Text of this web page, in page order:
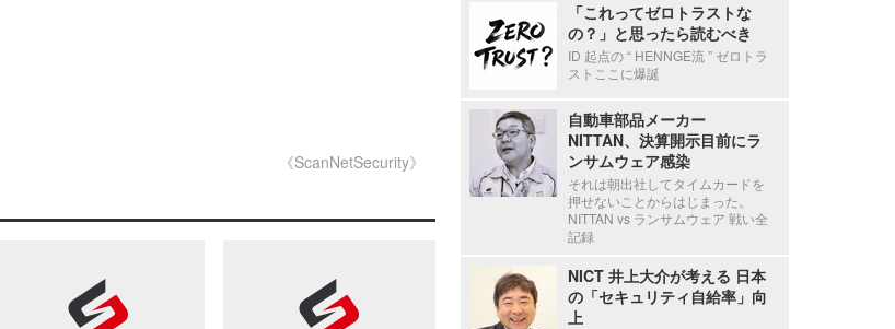
《ScanNetSecurity》
「これってゼロトラストな
の？」と思ったら読むべき
ID 起点の “ HENNGE流 ” ゼロトラ
ストここに爆誕
自動車部品メーカー
NITTAN、決算開示目前にラ
ンサムウェア感染
それは朝出社してタイムカードを
押せないことからはじまった。
NITTAN vs ランサムウェア 戦い全
記録
NICT 井上大介が考える 日本
の「セキュリティ自給率」向
上